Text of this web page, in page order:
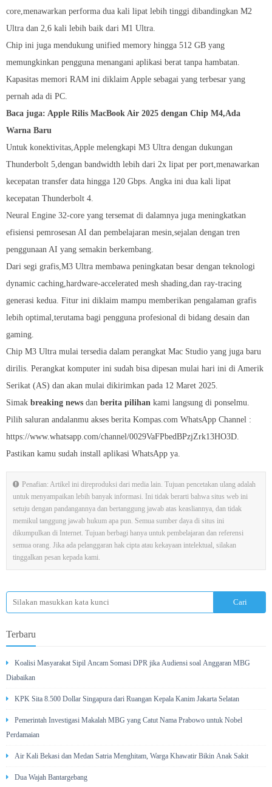
core,menawarkan performa dua kali lipat lebih tinggi dibandingkan M2
Ultra dan 2,6 kali lebih baik dari M1 Ultra.
Chip ini juga mendukung unified memory hingga 512 GB yang
memungkinkan pengguna menangani aplikasi berat tanpa hambatan.
Kapasitas memori RAM ini diklaim Apple sebagai yang terbesar yang
pernah ada di PC.
Baca juga: Apple Rilis MacBook Air 2025 dengan Chip M4,Ada
Warna Baru
Untuk konektivitas,Apple melengkapi M3 Ultra dengan dukungan
Thunderbolt 5,dengan bandwidth lebih dari 2x lipat per port,menawarkan
kecepatan transfer data hingga 120 Gbps. Angka ini dua kali lipat
kecepatan Thunderbolt 4.
Neural Engine 32-core yang tersemat di dalamnya juga meningkatkan
efisiensi pemrosesan AI dan pembelajaran mesin,sejalan dengan tren
penggunaan AI yang semakin berkembang.
Dari segi grafis,M3 Ultra membawa peningkatan besar dengan teknologi
dynamic caching,hardware-accelerated mesh shading,dan ray-tracing
generasi kedua. Fitur ini diklaim mampu memberikan pengalaman grafis
lebih optimal,terutama bagi pengguna profesional di bidang desain dan
gaming.
Chip M3 Ultra mulai tersedia dalam perangkat Mac Studio yang juga baru
dirilis. Perangkat komputer ini sudah bisa dipesan mulai hari ini di Amerik
Serikat (AS) dan akan mulai dikirimkan pada 12 Maret 2025.
Simak breaking news dan berita pilihan kami langsung di ponselmu.
Pilih saluran andalanmu akses berita Kompas.com WhatsApp Channel :
https://www.whatsapp.com/channel/0029VaFPbedBPzjZrk13HO3D.
Pastikan kamu sudah install aplikasi WhatsApp ya.
Penafian: Artikel ini direproduksi dari media lain. Tujuan pencetakan ulang adalah
untuk menyampaikan lebih banyak informasi. Ini tidak berarti bahwa situs web ini
setuju dengan pandangannya dan bertanggung jawab atas keasliannya, dan tidak
memikul tanggung jawab hukum apa pun. Semua sumber daya di situs ini
dikumpulkan di Internet. Tujuan berbagi hanya untuk pembelajaran dan referensi
semua orang. Jika ada pelanggaran hak cipta atau kekayaan intelektual, silakan
tinggalkan pesan kepada kami.
Terbaru
Koalisi Masyarakat Sipil Ancam Somasi DPR jika Audiensi soal Anggaran MBG
Diabaikan
KPK Sita 8.500 Dollar Singapura dari Ruangan Kepala Kanim Jakarta Selatan
Pemerintah Investigasi Makalah MBG yang Catut Nama Prabowo untuk Nobel
Perdamaian
Air Kali Bekasi dan Medan Satria Menghitam, Warga Khawatir Bikin Anak Sakit
Dua Wajah Bantargebang